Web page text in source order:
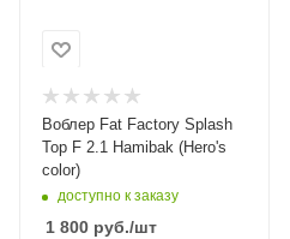
Splash Top F 2.1
поппер
Длина приманки, мм
20
Вес приманки, гр
2.1
Воблер Fat Factory Splash
Top F 2.1 Hamibak (Hero's
color)
доступно к заказу
1 800 руб./шт